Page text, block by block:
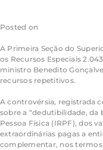
Posted on
A Primeira Seção do
os Recursos Especiais
ministro Benedito
recursos repetitivos.
A controvérsia, registrada
sobre a “dedutibilidade, da
Pessoa Física (IRPF), dos
extraordinárias pagas a
complementar, nos termos